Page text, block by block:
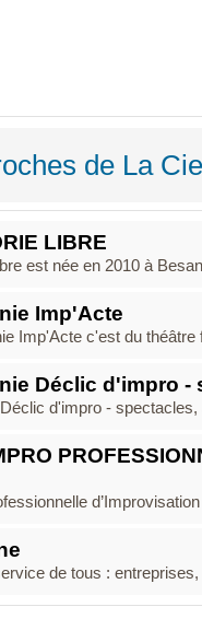
de La
LIBRE
est née en 2010 à
Imp'Acte
Imp'Acte c'est du
Déclic d'impro
d'impro -
de tous :